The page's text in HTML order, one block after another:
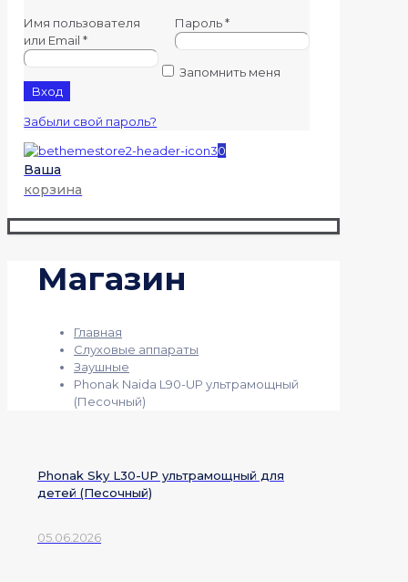
Имя пользователя
или Email*
Пароль*
Запомнить меня
Вход
Забыли свой пароль?
0
Ваша
корзина
Магазин
Главная
Слуховые аппараты
Заушные
Phonak Naida L90-UP ультрамощный
(Песочный)
Phonak Sky L30-UP ультрамощный для
детей (Песочный)
05.06.2026